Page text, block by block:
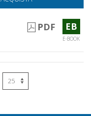
PDF EB
E-BOOK